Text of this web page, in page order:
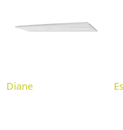
Diane